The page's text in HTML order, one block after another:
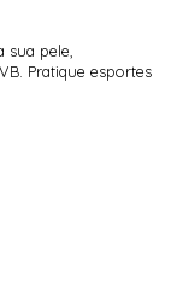
pele,
Pratique esportes